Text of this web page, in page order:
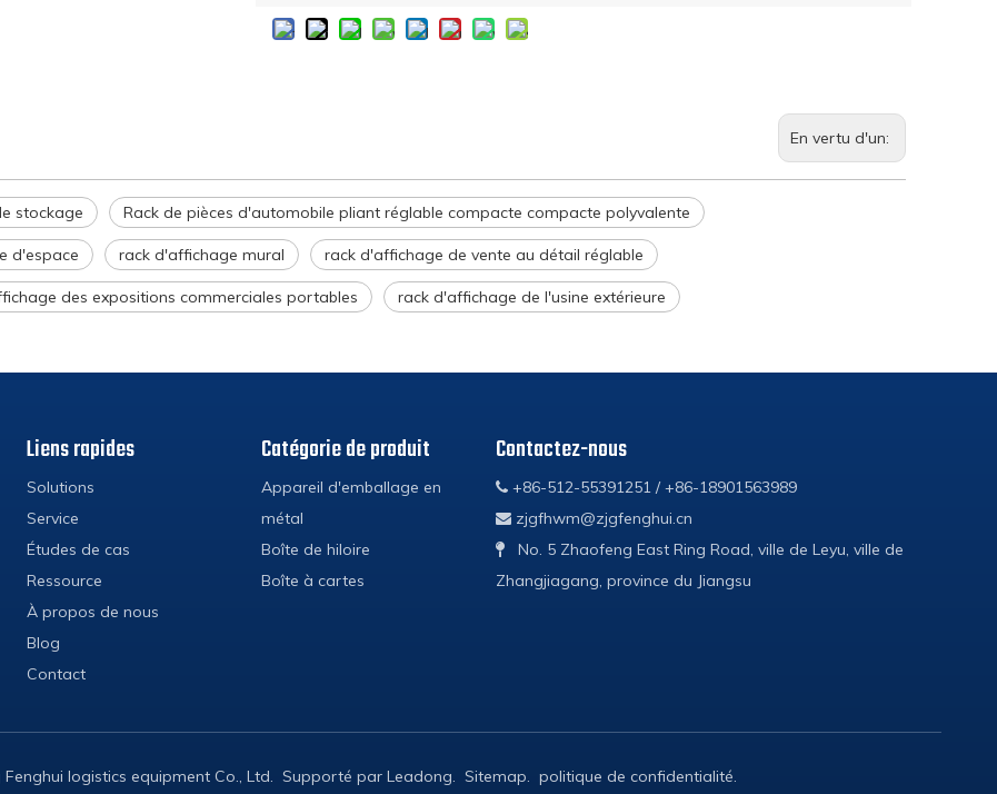
En vertu d'un:
stockage Rack de pièces d'automobile pliant réglable compacte compacte polyvalente
d'espace rack d'affichage mural rack d'affichage de vente au détail réglable
des expositions commerciales portables rack d'affichage de l'usine extérieure
Liens rapides
Solutions
Service
Études de cas
Ressource
À propos de nous
Blog
Contact
Catégorie de produit
Appareil d'emballage en
métal
Boîte de hiloire
Boîte à cartes
Contactez-nous
+86-512-55391251 / +86-18901563989
 zjgfhwm@zjgfenghui.cn

No. 5 Zhaofeng East Ring Road, ville de Leyu, ville de
Zhangjiagang, province du Jiangsu
logistics equipment Co., Ltd. Supporté par Leadong. Sitemap. politique de confidentialité.